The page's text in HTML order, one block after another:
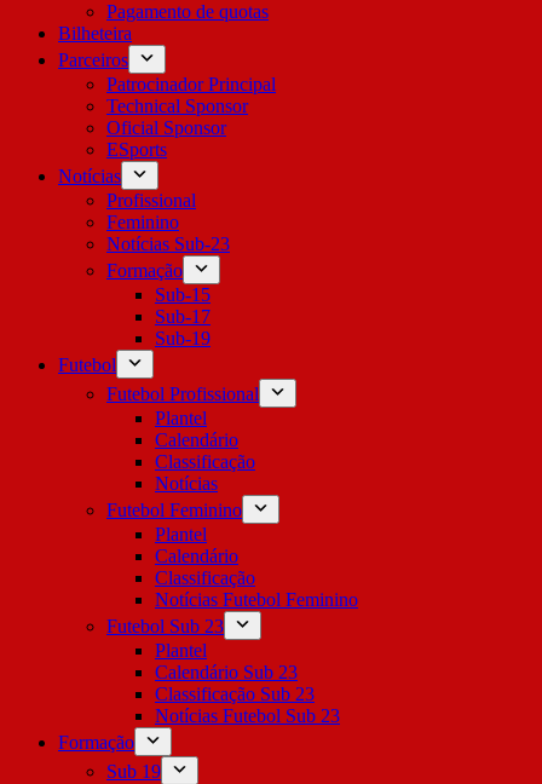
Pagamento de quotas
Bilheteira
Parceiros
Patrocinador Principal
Technical Sponsor
Oficial Sponsor
ESports
Notícias
Profissional
Feminino
Notícias Sub-23
Formação
Sub-15
Sub-17
Sub-19
Futebol
Futebol Profissional
Plantel
Calendário
Classificação
Notícias
Futebol Feminino
Plantel
Calendário
Classificação
Notícias Futebol Feminino
Futebol Sub 23
Plantel
Calendário Sub 23
Classificação Sub 23
Notícias Futebol Sub 23
Formação
Sub 19